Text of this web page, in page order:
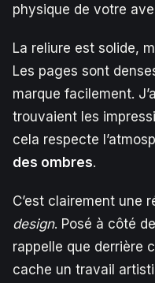
physique de votre
La reliure est solide,
Les pages sont
marque facilement.
trouvaient les
cela respecte
des ombres.
C’est clairement une
design. Posé à côté
rappelle que derrière
cache un travail